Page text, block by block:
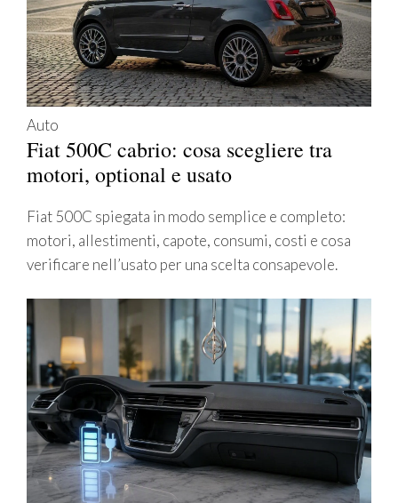
Auto
Fiat 500C cabrio: cosa scegliere tra
motori, optional e usato
Fiat 500C spiegata in modo semplice e completo:
motori, allestimenti, capote, consumi, costi e cosa
verificare nell’usato per una scelta consapevole.